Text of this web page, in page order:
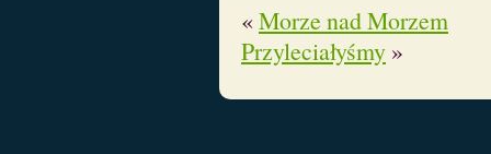
«Morze nad Morzem
Przyleciałyśmy »